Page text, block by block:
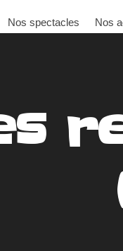
Nos spectacles Nos